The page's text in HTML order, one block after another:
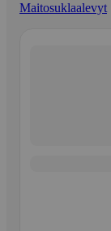
Maitosuklaalevyt